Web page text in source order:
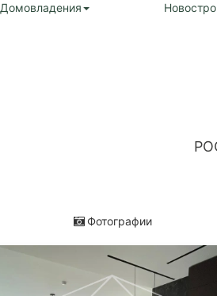
Домовладения
Фотографии